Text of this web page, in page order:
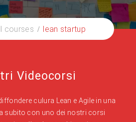
courses lean startup
Videocorsi
culura Lean e Agile in una
subito con uno dei nostri corsi